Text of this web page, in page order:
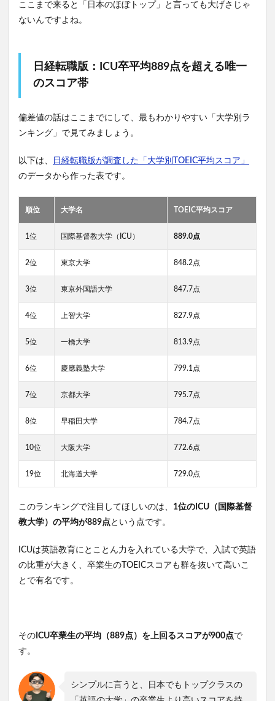
ここまで来ると「日本のほぼトップ」と言っても大げさじゃ
ないんですよね。
日経転職版：ICU卒平均889点を超える唯一
のスコア帯
偏差値の話はここまでにして、最もわかりやすい「大学別ラ
ンキング」で見てみましょう。
以下は、
日経転職版が調査した「大学別TOEIC平均スコア」
のデータから作った表です。
順位 大学名 TOEIC平均スコア
1位 国際基督教大学（ICU） 889.0点
2位 東京大学 848.2点
3位 東京外国語大学 847.7点
4位 上智大学 827.9点
5位 一橋大学 813.9点
6位 慶應義塾大学 799.1点
7位 京都大学 795.7点
8位 早稲田大学 784.7点
10位 大阪大学 772.6点
19位 北海道大学 729.0点
このランキングで注目してほしいのは、 1位のICU（国際基督
教大学）の平均が889点 という点です。
ICUは英語教育にとことん力を入れている大学で、入試で英語
の比重が大きく、卒業生のTOEICスコアも群を抜いて高いこ
とで有名です。
その ICU卒業生の平均（889点）を上回るスコアが900点で
す。
シンプルに言うと、日本でもトップクラスの